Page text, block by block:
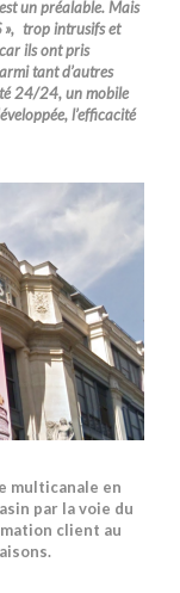
un préalable. Mais
», trop intrusifs et
ils ont pris
tant d’autres
24/24, un mobile
l’efficacité
multicanale en
par la voie du
client au